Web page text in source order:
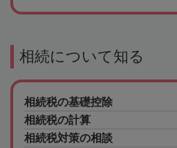
相続について知る
相続税の基礎控除
相続税の計算
相続税対策の相談